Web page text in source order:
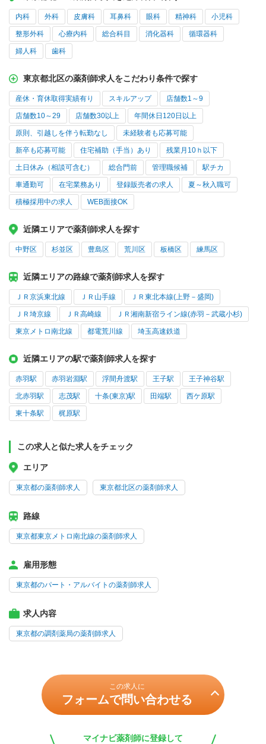
内科 外科 皮膚科 耳鼻科 眼科 精神科 小児科
整形外科 心療内科 総合科目 消化器科 循環器科
婦人科 歯科
東京都北区の薬剤師求人をこだわり条件で探す
産休・育休取得実績有り スキルアップ 店舗数1～9
店舗数10～29 店舗数30以上 年間休日120日以上
原則、引越しを伴う転勤なし 未経験者も応募可能
新卒も応募可能 住宅補助（手当）あり 残業月10ｈ以下
土日休み（相談可含む） 総合門前 管理職候補 駅チカ
車通勤可 在宅業務あり 登録販売者の求人 夏～秋入職可
積極採用中の求人 WEB面接OK
近隣エリアで薬剤師求人を探す
中野区 杉並区 豊島区 荒川区 板橋区 練馬区
近隣エリアの路線で薬剤師求人を探す
ＪＲ京浜東北線 ＪＲ山手線 ＪＲ東北本線(上野－盛岡)
ＪＲ埼京線 ＪＲ高崎線 ＪＲ湘南新宿ライン線(赤羽－武蔵小杉)
東京メトロ南北線 都電荒川線 埼玉高速鉄道
近隣エリアの駅で薬剤師求人を探す
赤羽駅 赤羽岩淵駅 浮間舟渡駅 王子駅 王子神谷駅
北赤羽駅 志茂駅 十条(東京)駅 田端駅 西ケ原駅
東十条駅 梶原駅
この求人と似た求人をチェック
エリア
東京都の薬剤師求人 東京都北区の薬剤師求人
路線
東京都東京メトロ南北線の薬剤師求人
雇用形態
東京都のパート・アルバイトの薬剤師求人
求人内容
東京都の調剤薬局の薬剤師求人
この求人に
フォームで問い合わせる
マイナビ薬剤師に登録して